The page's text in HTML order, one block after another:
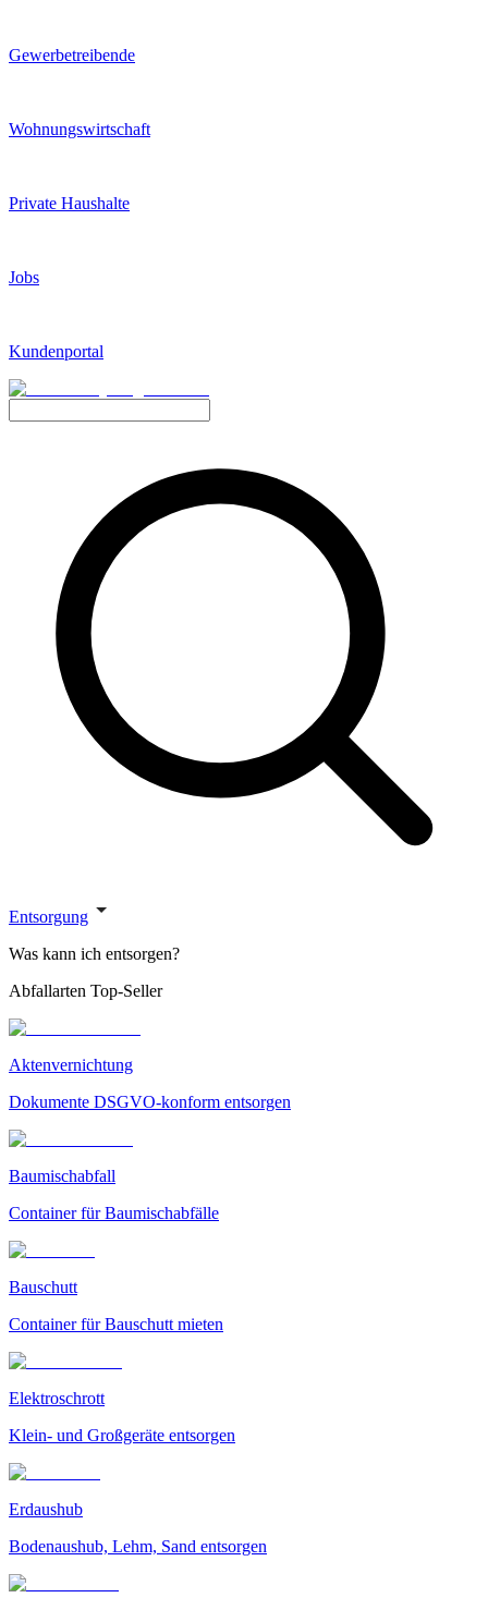
Gewerbetreibende
Wohnungswirtschaft
Private Haushalte
Jobs
Kundenportal
Entsorgung
Was kann ich entsorgen?
Abfallarten Top-Seller
Aktenvernichtung
Dokumente DSGVO-konform entsorgen
Baumischabfall
Container für Baumischabfälle
Bauschutt
Container für Bauschutt mieten
Elektroschrott
Klein- und Großgeräte entsorgen
Erdaushub
Bodenaushub, Lehm, Sand entsorgen